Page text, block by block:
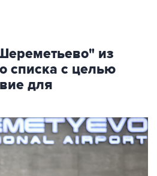
из
списка с целью
для